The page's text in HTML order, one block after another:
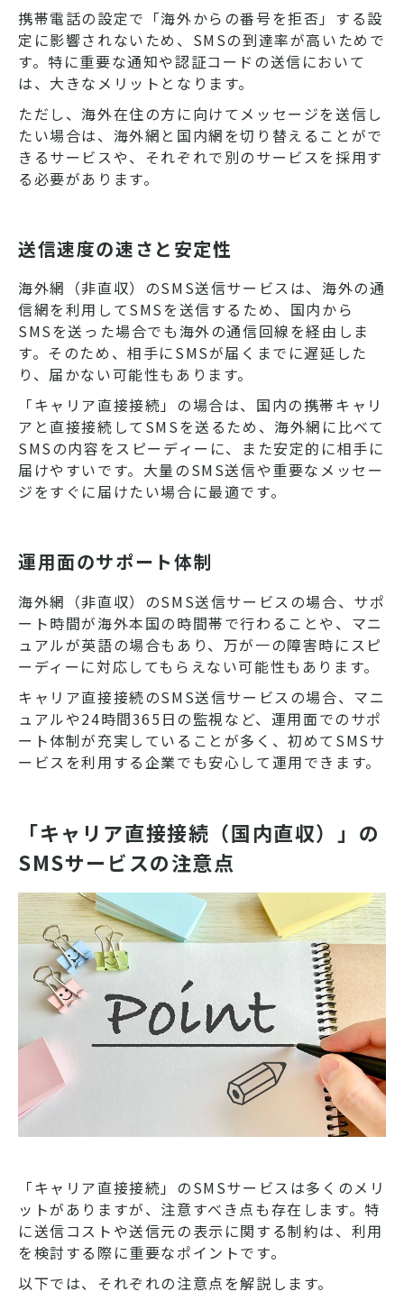
携帯電話の設定で「海外からの番号を拒否」する設
定に影響されないため、SMSの到達率が高いためで
す。特に重要な通知や認証コードの送信において
は、大きなメリットとなります。
ただし、海外在住の方に向けてメッセージを送信し
たい場合は、海外網と国内網を切り替えることがで
きるサービスや、それぞれで別のサービスを採用す
る必要があります。
送信速度の速さと安定性
海外網（非直収）のSMS送信サービスは、海外の通
信網を利用してSMSを送信するため、国内から
SMSを送った場合でも海外の通信回線を経由しま
す。そのため、相手にSMSが届くまでに遅延した
り、届かない可能性もあります。
「キャリア直接接続」の場合は、国内の携帯キャリ
アと直接接続してSMSを送るため、海外網に比べて
SMSの内容をスピーディーに、また安定的に相手に
届けやすいです。大量のSMS送信や重要なメッセー
ジをすぐに届けたい場合に最適です。
運用面のサポート体制
海外網（非直収）のSMS送信サービスの場合、サポ
ート時間が海外本国の時間帯で行わることや、マニ
ュアルが英語の場合もあり、万が一の障害時にスピ
ーディーに対応してもらえない可能性もあります。
キャリア直接接続のSMS送信サービスの場合、マニ
ュアルや24時間365日の監視など、運用面でのサポ
ート体制が充実していることが多く、初めてSMSサ
ービスを利用する企業でも安心して運用できます。
「キャリア直接接続（国内直収）」の
SMSサービスの注意点
「キャリア直接接続」のSMSサービスは多くのメリ
ットがありますが、注意すべき点も存在します。特
に送信コストや送信元の表示に関する制約は、利用
を検討する際に重要なポイントです。
以下では、それぞれの注意点を解説します。